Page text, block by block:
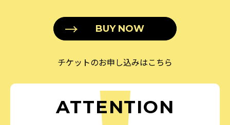
BUY NOW
チケットのお申し込みはこちら
ATTENTION